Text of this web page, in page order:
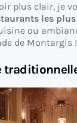
plus clair, je
les
ou
de Montargis !